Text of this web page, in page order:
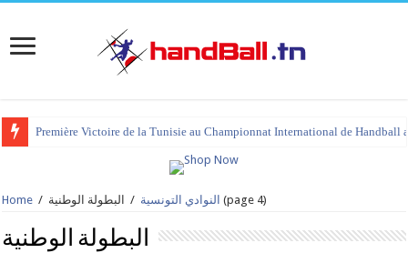
tournoi international Hammamet 2023 : programme et liste des joueurs
Home / النوادي التونسية / البطولة الوطنية (page 4)
البطولة الوطنية